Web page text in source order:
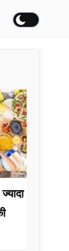
ज्यादा